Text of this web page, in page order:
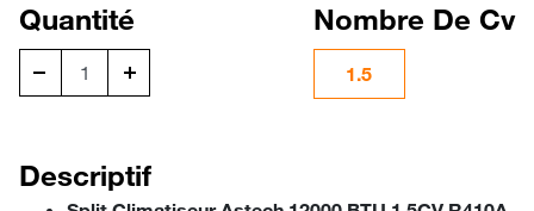
Quantité Nombre De Cv
1.5
Descriptif